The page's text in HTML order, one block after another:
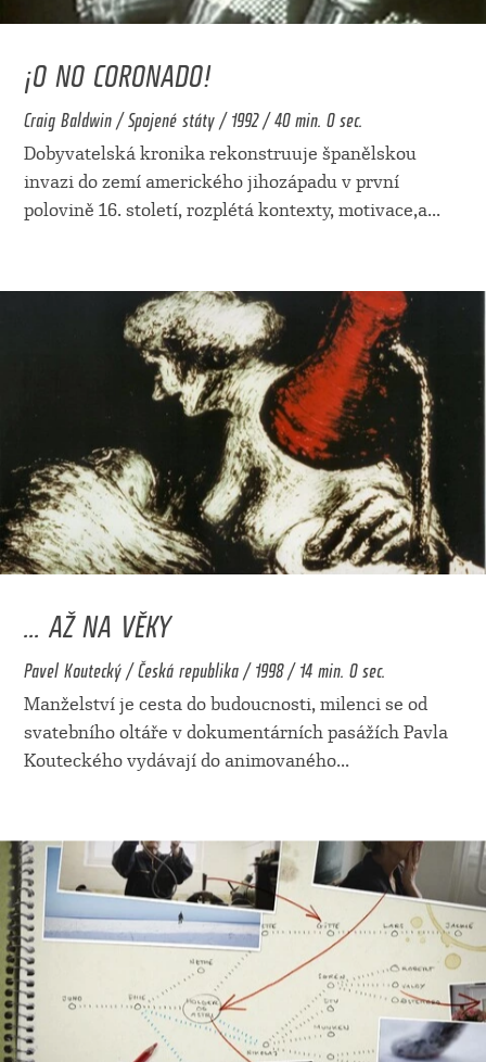
¡O NO CORONADO!
Craig Baldwin / Spojené státy / 1992 / 40 min. 0 sec.
Dobyvatelská kronika rekonstruuje španělskou
invazi do zemí amerického jihozápadu v první
polovině 16. století, rozplétá kontexty, motivace,a...
... AŽ NA VĚKY
Pavel Koutecký / Česká republika / 1998 / 14 min. 0 sec.
Manželství je cesta do budoucnosti, milenci se od
svatebního oltáře v dokumentárních pasážích Pavla
Kouteckého vydávají do animovaného...